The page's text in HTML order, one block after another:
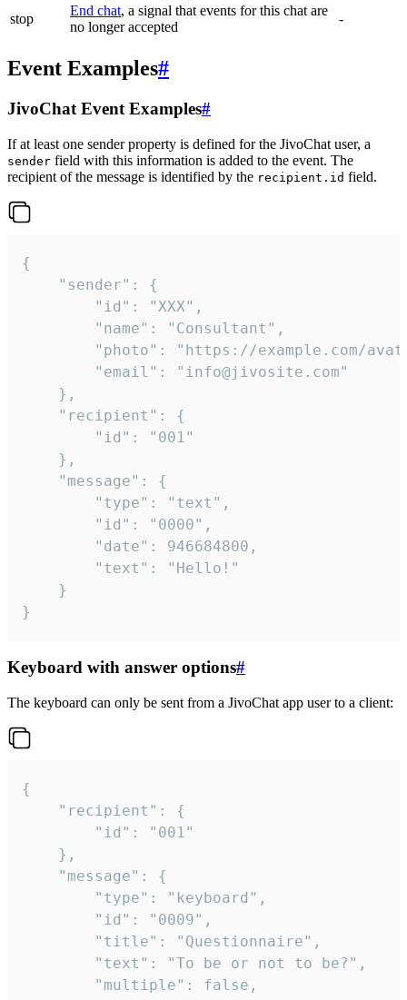
stop
End chat, a signal that events for this chat are
no longer accepted
-
Event Examples#
JivoChat Event Examples#
If at least one sender property is defined for the JivoChat user, a
sender field with this information is added to the event. The
recipient of the message is identified by the recipient.id field.
{
}
Keyboard with answer options#
The keyboard can only be sent from a JivoChat app user to a client:
{